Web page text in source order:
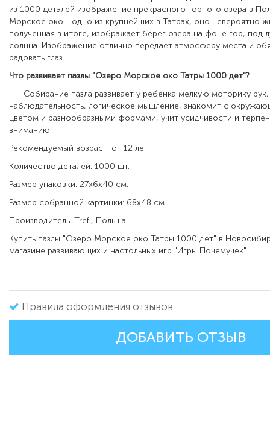
из 1000 деталей изображение прекрасного горного озера в
Морское око - одно из крупнейших в Татрах, оно невероятно
полученная в итоге, изображает берег озера на фоне гор, под
солнца. Изображение отлично передает атмосферу места и
радовать глаз.
Что развивает пазлы "Озеро Морское око Татры 1000 дет"?
Собирание пазла развивает у ребенка мелкую моторику рук,
наблюдательность, логическое мышление, знакомит с
цветом и разнообразными формами, учит усидчивости и
вниманию.
Рекомендуемый возраст: от 12 лет
Количество деталей: 1000 шт.
Размер упаковки: 27х6х40 см.
Размер собранной картинки: 68х48 см.
Производитель: Trefl, Польша
Купить пазлы "Озеро Морское око Татры 1000 дет" в
магазине развивающих и настольных игр "Игры Почемучек".
Правила оформления отзывов
ДОБАВИТЬ ОТЗЫВ